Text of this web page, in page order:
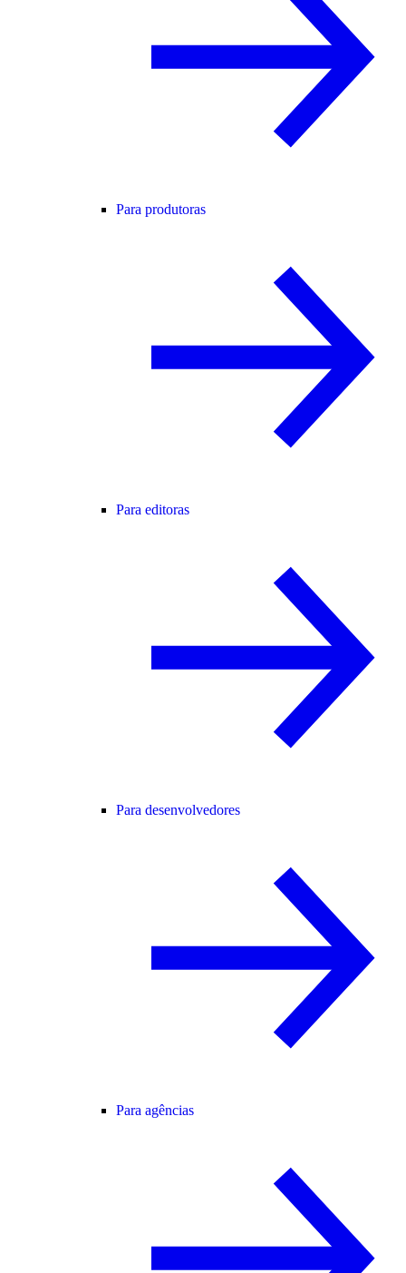
Para produtoras
Para editoras
Para desenvolvedores
Para agências